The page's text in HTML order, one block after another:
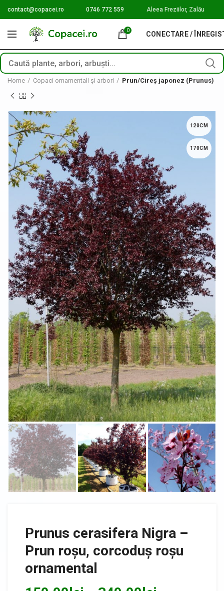
contact@copacei.ro 0746 772 559 Aleea Freziilor, Zalău
0 CONECTARE /
Home Copaci ornamentali și arbori Prun/Cireș japonez (Prunus)
120CM
170CM
Prunus cerasifera Nigra –
Prun roșu, corcoduș roșu
ornamental